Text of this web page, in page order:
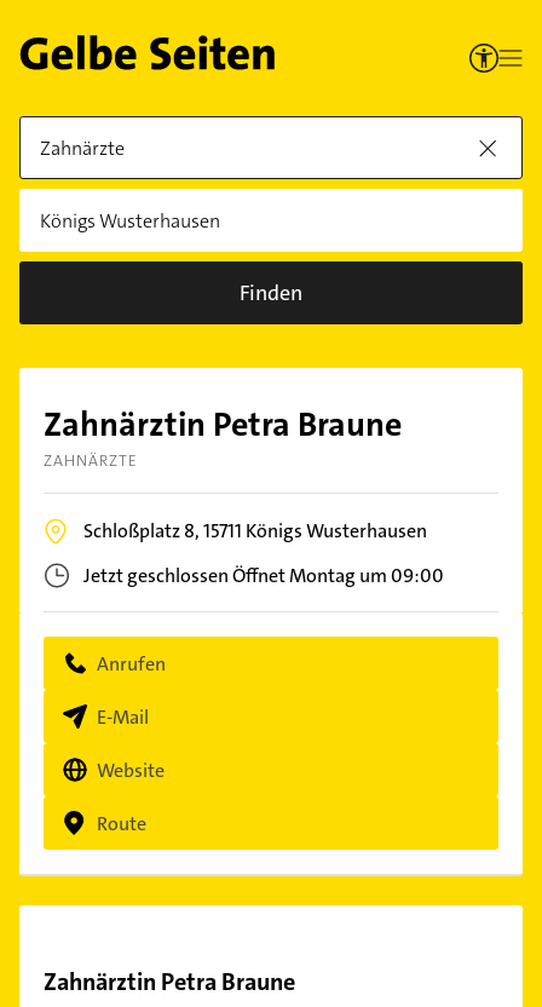
Finden
Zahnärztin Petra Braune
ZAHNÄRZTE
Schloßplatz 8,15711 Königs Wusterhausen
Jetzt geschlossenÖffnet Montag um 09:00
Anrufen
E-Mail
Website
Route
Zahnärztin Petra Braune